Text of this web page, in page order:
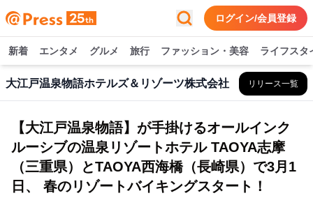
ログイン/会員登録
新着 エンタメ グルメ 旅行 ファッション・美容 ライフスタ
大江戸温泉物語ホテルズ＆リゾーツ株式会社 リリース一覧
【大江戸温泉物語】が手掛けるオールインク
ルーシブの温泉リゾートホテル TAOYA志摩
（三重県）とTAOYA西海橋（長崎県）で3月1
日、 春のリゾートバイキングスタート！